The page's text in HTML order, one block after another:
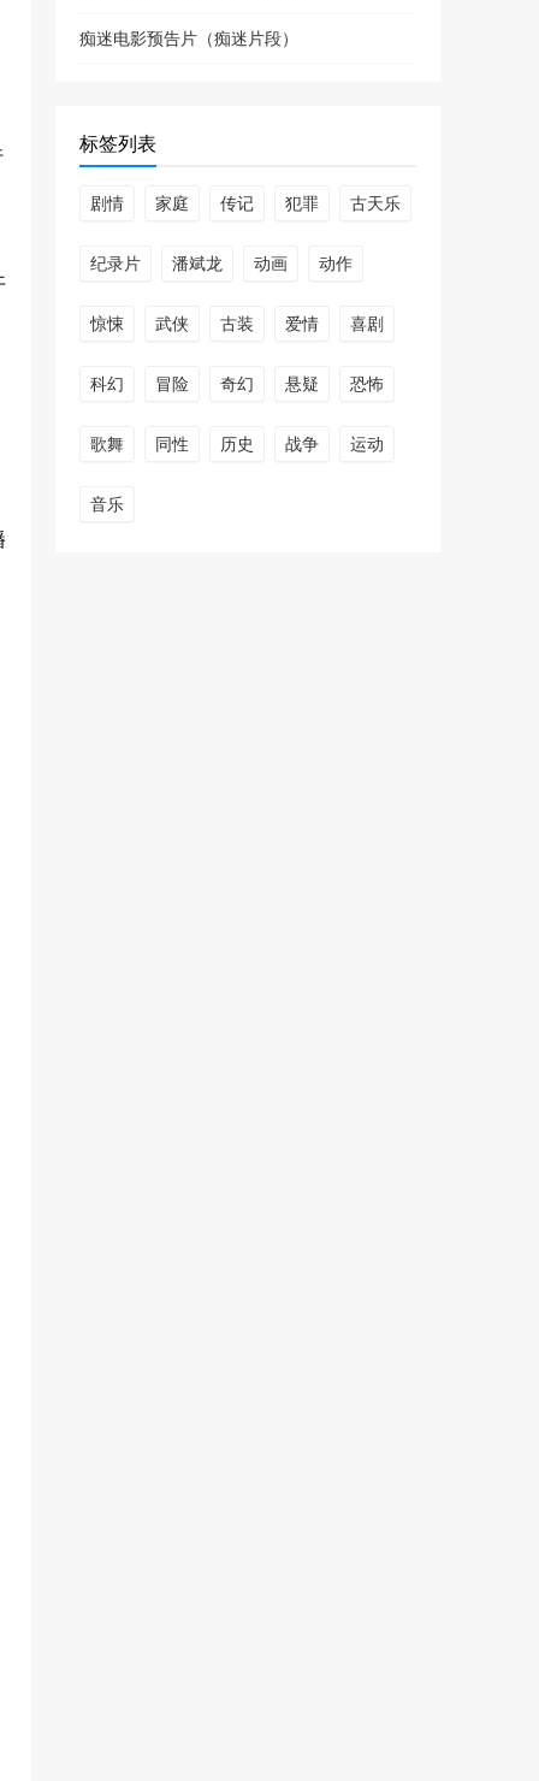
痴迷电影预告片（痴迷片段）
标签列表
剧情 家庭 传记 犯罪 古天乐
纪录片 潘斌龙 动画 动作
惊悚 武侠 古装 爱情 喜剧
科幻 冒险 奇幻 悬疑 恐怖
歌舞 同性 历史 战争 运动
音乐